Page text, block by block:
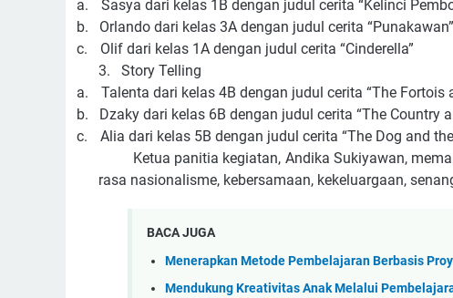
a.
Sasya dari kelas 1B dengan judul cerita “Kelinci
b.
Orlando dari kelas 3A dengan judul cerita “Punakawan”
c.
Olif dari kelas 1A dengan judul cerita “Cinderella”
3.
Story Telling
a.
Talenta dari kelas 4B dengan judul cerita “The Fortois
b.
Dzaky dari kelas 6B dengan judul cerita “The Country
c.
Alia dari kelas 5B dengan judul cerita “The Dog and
Ketua panitia kegiatan, Andika Sukiyawan,
rasa nasionalisme, kebersamaan, kekeluargaan,
BACA JUGA
Menerapkan Metode Pembelajaran Berbasis
Mendukung Kreativitas Anak Melalui